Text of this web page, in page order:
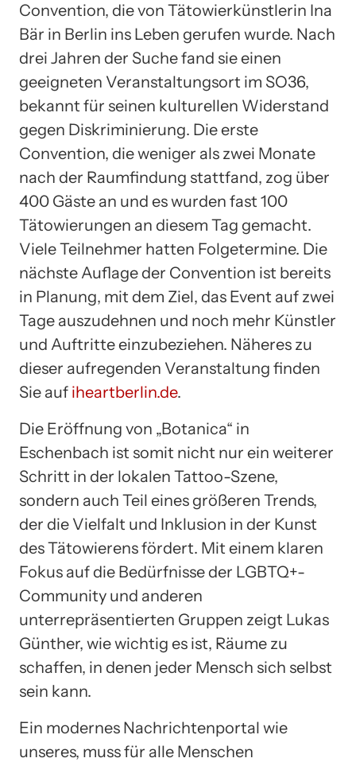
Convention, die von Tätowierkünstlerin Ina
Bär in Berlin ins Leben gerufen wurde. Nach
drei Jahren der Suche fand sie einen
geeigneten Veranstaltungsort im SO36,
bekannt für seinen kulturellen Widerstand
gegen Diskriminierung. Die erste
Convention, die weniger als zwei Monate
nach der Raumfindung stattfand, zog über
400 Gäste an und es wurden fast 100
Tätowierungen an diesem Tag gemacht.
Viele Teilnehmer hatten Folgetermine. Die
nächste Auflage der Convention ist bereits
in Planung, mit dem Ziel, das Event auf zwei
Tage auszudehnen und noch mehr Künstler
und Auftritte einzubeziehen. Näheres zu
dieser aufregenden Veranstaltung finden
Sie auf iheartberlin.de.
Die Eröffnung von „Botanica“ in
Eschenbach ist somit nicht nur ein weiterer
Schritt in der lokalen Tattoo-Szene,
sondern auch Teil eines größeren Trends,
der die Vielfalt und Inklusion in der Kunst
des Tätowierens fördert. Mit einem klaren
Fokus auf die Bedürfnisse der LGBTQ+-
Community und anderen
unterrepräsentierten Gruppen zeigt Lukas
Günther, wie wichtig es ist, Räume zu
schaffen, in denen jeder Mensch sich selbst
sein kann.
Ein modernes Nachrichtenportal wie
unseres, muss für alle Menschen